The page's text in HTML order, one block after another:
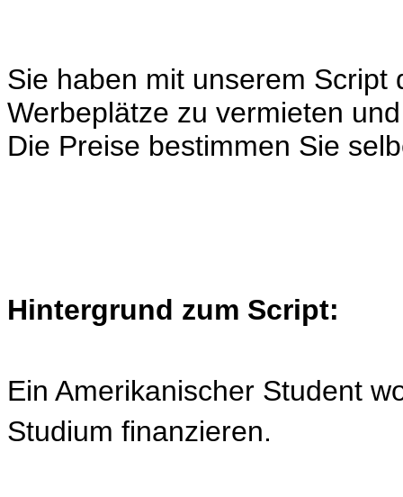
Sie haben mit unserem Script
Werbeplätze zu vermieten
Die Preise bestimmen Sie
Hintergrund zum Script:
Ein Amerikanischer Student
Studium finanzieren.